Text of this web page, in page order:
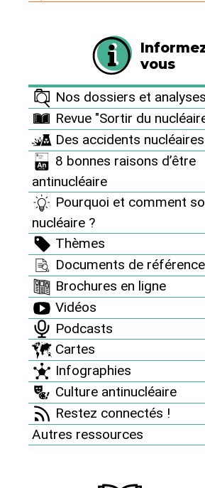
vous
Nos dossiers et analyses
Revue "Sortir du
Des accidents
8 bonnes raisons d’être
antinucléaire
Pourquoi et comment
nucléaire ?
Thèmes
Documents de référence
Brochures en ligne
Vidéos
Podcasts
Cartes
Infographies
Culture antinucléaire
Restez connectés !
Autres ressources
Dossier | 11 février 2026
La sortie du nucléaire
des points
En dépit des grands discours de
sortie du nucléaire ne cesse de
le monde : Suisse, Allemagne, Italie,
Chronologie des décisions en faveur
nucléaire